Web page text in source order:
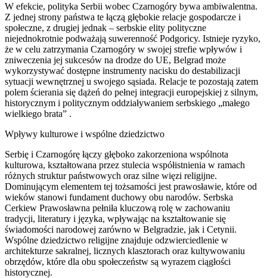
W efekcie, polityka Serbii wobec Czarnogóry bywa ambiwalentna.
Z jednej strony państwa te łączą głębokie relacje gospodarcze i
społeczne, z drugiej jednak – serbskie elity polityczne
niejednokrotnie podważają suwerenność Podgoricy. Istnieje ryzyko,
że w celu zatrzymania Czarnogóry w swojej strefie wpływów i
zniweczenia jej sukcesów na drodze do UE, Belgrad może
wykorzystywać dostępne instrumenty nacisku do destabilizacji
sytuacji wewnętrznej u swojego sąsiada. Relacje te pozostają zatem
polem ścierania się dążeń do pełnej integracji europejskiej z silnym,
historycznym i politycznym oddziaływaniem serbskiego „małego
wielkiego brata” .
Wpływy kulturowe i wspólne dziedzictwo
Serbię i Czarnogórę łączy głęboko zakorzeniona wspólnota
kulturowa, kształtowana przez stulecia współistnienia w ramach
różnych struktur państwowych oraz silne więzi religijne.
Dominującym elementem tej tożsamości jest prawosławie, które od
wieków stanowi fundament duchowy obu narodów. Serbska
Cerkiew Prawosławna pełniła kluczową rolę w zachowaniu
tradycji, literatury i języka, wpływając na kształtowanie się
świadomości narodowej zarówno w Belgradzie, jak i Cetynii.
Wspólne dziedzictwo religijne znajduje odzwierciedlenie w
architekturze sakralnej, licznych klasztorach oraz kultywowaniu
obrzędów, które dla obu społeczeństw są wyrazem ciągłości
historycznej.